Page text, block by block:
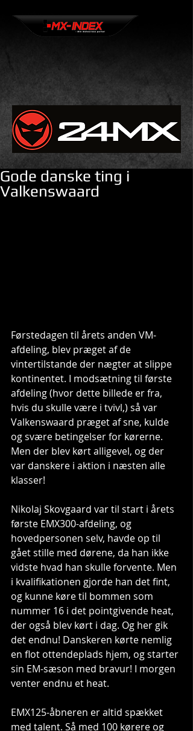
Gode danske ting i
Valkenswaard
Førstedagen til årets anden VM-
afdeling, blev præget af de
vintertilstande der nægter at slippe
kontinentet. I modsætning til første
afdeling (hvor dette billede er fra,
hvis du skulle være i tvivl,) så var
Valkenswaard præget af sne, kulde
og svære betingelser for kørerne.
Men der blev kørt alligevel, og der
var danskere i aktion i næsten alle
klasser!
Nikolaj Skovgaard var til start i årets
første EMX300-afdeling, og
hovedpersonen selv, havde op til
gået stille med dørene, da han ikke
vidste hvad han skulle forvente. Men
i kvalifikationen gjorde han det fint,
og kunne køre til bommen som
nummer 16 i det pointgivende heat,
der også blev kørt i dag. Og her gik
det endnu! Danskeren kørte nemlig
en flot ottendeplads hjem, og starter
sin EM-sæson med bravur! I morgen
venter endnu et heat.
EMX125-åbneren er altid spækket
med talent. Så med 100 kørere og